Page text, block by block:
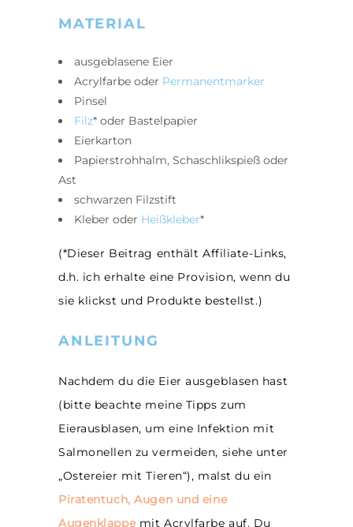
MATERIAL
ausgeblasene Eier
Acrylfarbe oder Permanentmarker
Pinsel
Filz* oder Bastelpapier
Eierkarton
Papierstrohhalm, Schaschlikspieß oder
Ast
schwarzen Filzstift
Kleber oder Heißkleber*
(*Dieser Beitrag enthält Affiliate-Links,
d.h. ich erhalte eine Provision, wenn du
sie klickst und Produkte bestellst.)
ANLEITUNG
Nachdem du die Eier ausgeblasen hast
(bitte beachte meine Tipps zum
Eierausblasen, um eine Infektion mit
Salmonellen zu vermeiden, siehe unter
„Ostereier mit Tieren“), malst du ein
Piratentuch, Augen und eine
Augenklappemit Acrylfarbe auf. Du